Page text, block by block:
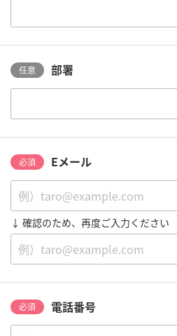
任意 部署
必須 Eメール
↓ 確認のため、再度ご入力ください
必須 電話番号